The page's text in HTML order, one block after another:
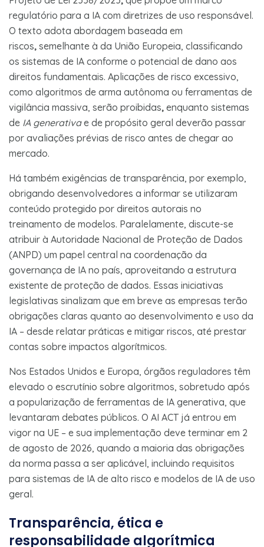
regulatório para a IA com diretrizes de uso responsável​.
O texto adota abordagem baseada em
riscos, semelhante à da União Europeia, classificando
os sistemas de IA conforme o potencial de dano aos
direitos fundamentais​. Aplicações de risco excessivo,
como algoritmos de arma autônoma ou ferramentas de
vigilância massiva, serão proibidas, enquanto sistemas
de IA generativae de propósito geral deverão passar
por avaliações prévias de risco antes de chegar ao
mercado​.
Há também exigências de transparência, por exemplo,
obrigando desenvolvedores a informar se utilizaram
conteúdo protegido por direitos autorais no
treinamento de modelos​. Paralelamente, discute-se
atribuir à Autoridade Nacional de Proteção de Dados
(ANPD) um papel central na coordenação da
governança de IA no país, aproveitando a estrutura
existente de proteção de dados. Essas iniciativas
legislativas sinalizam que em breve as empresas terão
obrigações claras quanto ao desenvolvimento e uso da
IA – desde relatar práticas e mitigar riscos, até prestar
contas sobre impactos algorítmicos.
Nos Estados Unidos e Europa, órgãos reguladores têm
elevado o escrutínio sobre algoritmos, sobretudo após
a popularização de ferramentas de IA generativa, que
levantaram debates públicos. O AI ACT já entrou em
vigor na UE – e sua implementação deve terminar em 2
de agosto de 2026, quando a maioria das obrigações
da norma passa a ser aplicável, incluindo requisitos
para sistemas de IA de alto risco e modelos de IA de uso
geral.
Transparência, ética e
responsabilidade algorítmica